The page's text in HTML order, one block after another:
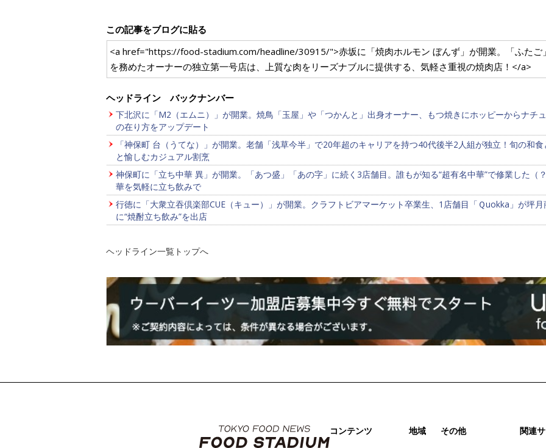
この記事をブログに貼る
<a href="https://food-stadium.com/headline/30915/">赤坂に「焼肉ホルモン ぼんず」が開業。「ふたご
を務めたオーナーの独立第一号店は、上質な肉をリーズナブルに提供する、気軽さ重視の焼肉店！</a>
ヘッドライン バックナンバー
下北沢に「M2（エムニ）」が開業。焼鳥「玉屋」や「つかんと」出身オーナー、もつ焼きにホッピーからナチ
の在り方をアップデート
「神保町 台（うてな）」が開業。老舗「浅草今半」で20年超のキャリアを持つ40代後半2人組が独立！旬の和
と愉しむカジュアル割烹
神保町に「立ち中華 異」が開業。「あつ盛」「あの字」に続く3店舗目。誰もが知る“超有名中華”で修業した（
華を気軽に立ち飲みで
行徳に「大衆立吞倶楽部CUE（キュー）」が開業。クラフトビアマーケット卒業生、1店舗目「Ｑuokka」が坪
に“焼酎立ち飲み”を出店
ヘッドライン一覧トップへ
コンテンツ 地域 その他 関連